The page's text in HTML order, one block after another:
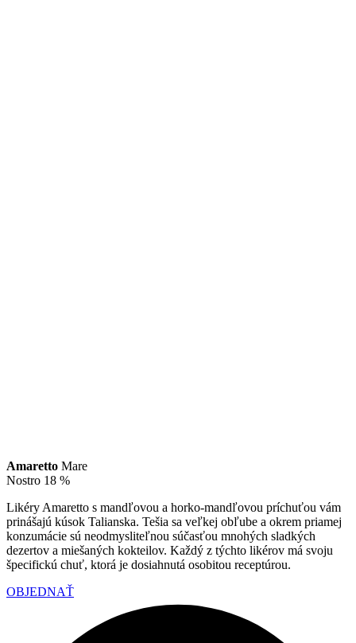
Amaretto Mare
Nostro 18 %
Likéry Amaretto s mandľovou a horko-mandľovou príchuťou vám
prinášajú kúsok Talianska. Tešia sa veľkej obľube a okrem priamej
konzumácie sú neodmysliteľnou súčasťou mnohých sladkých
dezertov a miešaných kokteilov. Každý z týchto likérov má svoju
špecifickú chuť, ktorá je dosiahnutá osobitou receptúrou.
OBJEDNAŤ